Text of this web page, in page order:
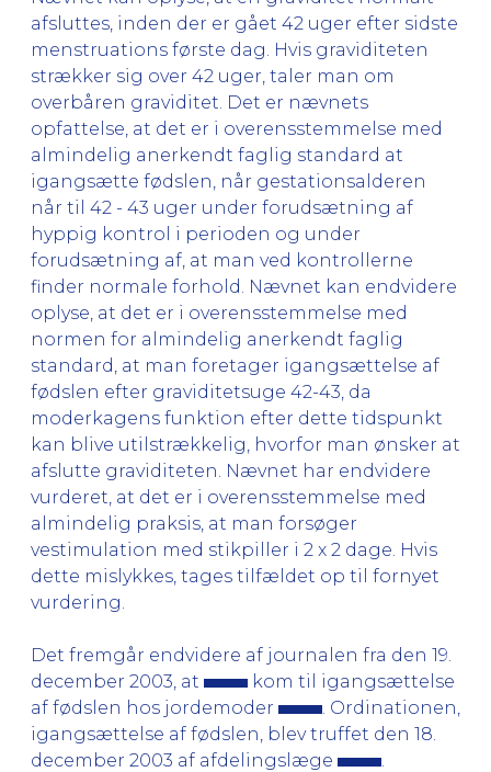
afsluttes, inden der er gået 42 uger efter sidste
menstruations første dag. Hvis graviditeten
strækker sig over 42 uger, taler man om
overbåren graviditet. Det er nævnets
opfattelse, at det er i overensstemmelse med
almindelig anerkendt faglig standard at
igangsætte fødslen, når gestationsalderen
når til 42 - 43 uger under forudsætning af
hyppig kontrol i perioden og under
forudsætning af, at man ved kontrollerne
finder normale forhold. Nævnet kan endvidere
oplyse, at det er i overensstemmelse med
normen for almindelig anerkendt faglig
standard, at man foretager igangsættelse af
fødslen efter graviditetsuge 42-43, da
moderkagens funktion efter dette tidspunkt
kan blive utilstrækkelig, hvorfor man ønsker at
afslutte graviditeten. Nævnet har endvidere
vurderet, at det er i overensstemmelse med
almindelig praksis, at man forsøger
vestimulation med stikpiller i 2 x 2 dage. Hvis
dette mislykkes, tages tilfældet op til fornyet
vurdering.
Det fremgår endvidere af journalen fra den 19.
december 2003, at
kom til igangsættelse
af fødslen hos jordemoder
. Ordinationen,
igangsættelse af fødslen, blev truffet den 18.
december 2003 af afdelingslæge